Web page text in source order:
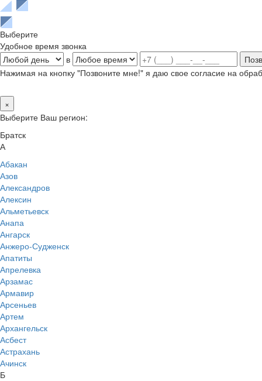
Выберите
Удобное время звонка
в
Нажимая на кнопку "Позвоните мне!" я даю свое согласие на
×
Выберите Ваш регион:
Братск
А
Абакан
Азов
Александров
Алексин
Альметьевск
Анапа
Ангарск
Анжеро-Судженск
Апатиты
Апрелевка
Арзамас
Армавир
Арсеньев
Артем
Архангельск
Асбест
Астрахань
Ачинск
Б